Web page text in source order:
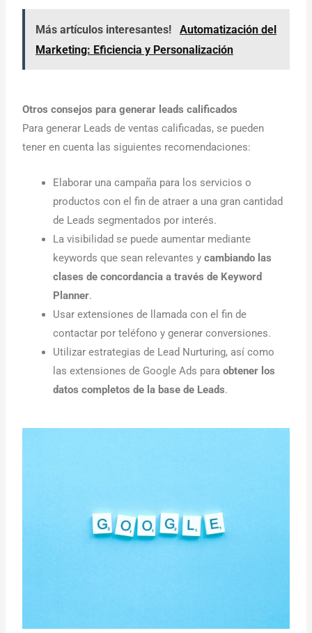
Más artículos interesantes!
Automatización del
Marketing: Eficiencia y Personalización
Otros consejos para generar leads calificados
Para generar Leads de ventas calificadas, se pueden
tener en cuenta las siguientes recomendaciones:
Elaborar una campaña para los servicios o
productos con el fin de atraer a una gran cantidad
de Leads segmentados por interés.
La visibilidad se puede aumentar mediante
keywords que sean relevantes ycambiando las
clases de concordancia a través de Keyword
Planner.
Usar extensiones de llamada con el fin de
contactar por teléfono y generar conversiones.
Utilizar estrategias de Lead Nurturing, así como
las extensiones de Google Ads paraobtener los
datos completos de la base de Leads.